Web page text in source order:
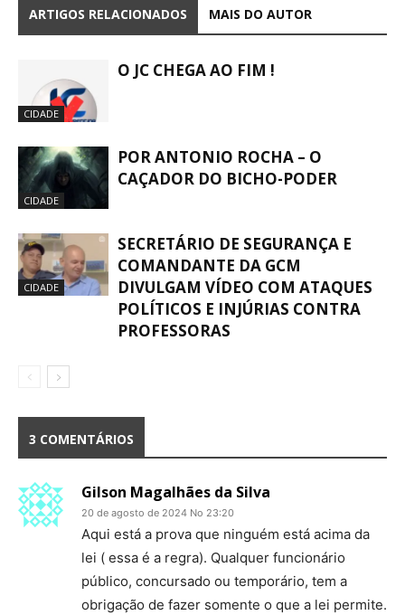
ARTIGOS RELACIONADOS MAIS DO AUTOR
CIDADE
O JC CHEGA AO FIM !
CIDADE
POR ANTONIO ROCHA – O
CAÇADOR DO BICHO-PODER
CIDADE
SECRETÁRIO DE SEGURANÇA E
COMANDANTE DA GCM
DIVULGAM VÍDEO COM ATAQUES
POLÍTICOS E INJÚRIAS CONTRA
PROFESSORAS
3 COMENTÁRIOS
Gilson Magalhães da Silva
20 de agosto de 2024 No 23:20
Aqui está a prova que ninguém está acima da
lei ( essa é a regra). Qualquer funcionário
público, concursado ou temporário, tem a
obrigação de fazer somente o que a lei permite.